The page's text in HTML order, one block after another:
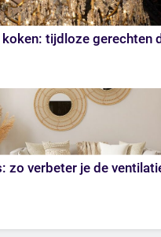
tijdloze gerechten
zo verbeter je de